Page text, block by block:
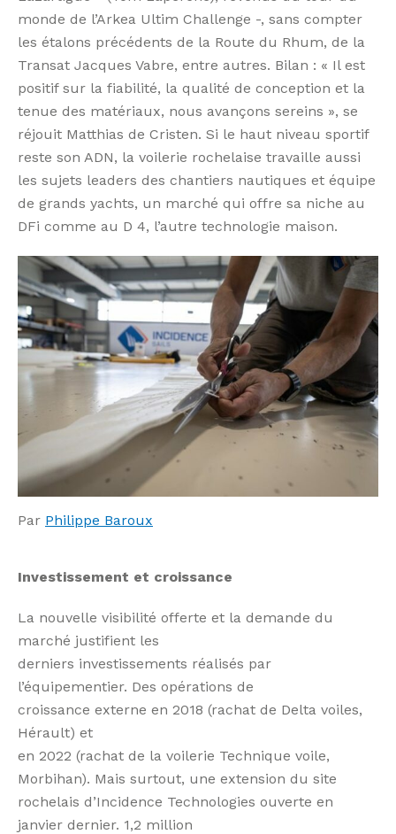
monde de l’Arkea Ultim Challenge -, sans compter
les étalons précédents de la Route du Rhum, de la
Transat Jacques Vabre, entre autres. Bilan : « Il est
positif sur la fiabilité, la qualité de conception et la
tenue des matériaux, nous avançons sereins », se
réjouit Matthias de Cristen. Si le haut niveau sportif
reste son ADN, la voilerie rochelaise travaille aussi
les sujets leaders des chantiers nautiques et équipe
de grands yachts, un marché qui offre sa niche au
DFi comme au D 4, l’autre technologie maison.
Par Philippe Baroux
Investissement et croissance
La nouvelle visibilité offerte et la demande du
marché justifient les
derniers investissements réalisés par
l’équipementier. Des opérations de
croissance externe en 2018 (rachat de Delta voiles,
Hérault) et
en 2022 (rachat de la voilerie Technique voile,
Morbihan). Mais surtout, une extension du site
rochelais d’Incidence Technologies ouverte en
janvier dernier. 1,2 million